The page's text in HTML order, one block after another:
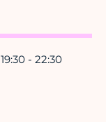
19:30 - 22:30